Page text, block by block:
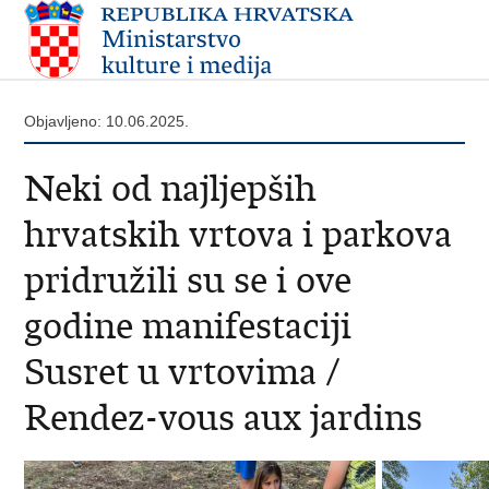
Objavljeno: 10.06.2025.
Neki od najljepših
hrvatskih vrtova i parkova
pridružili su se i ove
godine manifestaciji
Susret u vrtovima /
Rendez-vous aux jardins